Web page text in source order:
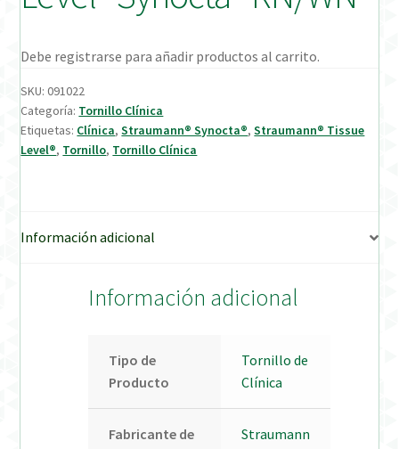
Welcome to DELTA Abutments | Tienda Online!
Debe registrarse para añadir productos al carrito.
SKU:091022
Categoría: Tornillo Clínica
Etiquetas: Clínica,Straumann® Synocta®,Straumann® Tissue
Level®, Tornillo, Tornillo Clínica
Información adicional
Información adicional
Tipo de
Producto
Tornillo de
Clínica
Fabricante de
Straumann